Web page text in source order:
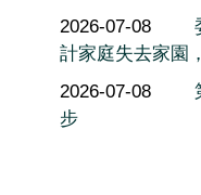
2026-07-08
計家庭失去家園
2026-07-08
步